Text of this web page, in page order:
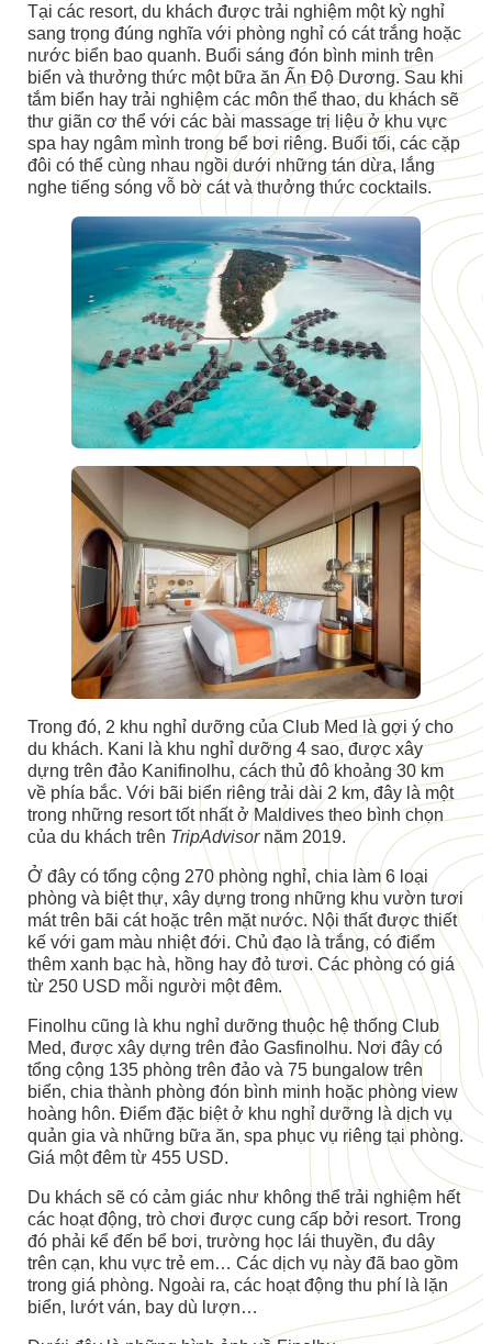
Tại các resort, du khách được trải nghiệm một kỳ nghỉ
sang trọng đúng nghĩa với phòng nghỉ có cát trắng hoặc
nước biển bao quanh. Buổi sáng đón bình minh trên
biển và thưởng thức một bữa ăn Ấn Độ Dương. Sau khi
tắm biển hay trải nghiệm các môn thể thao, du khách sẽ
thư giãn cơ thể với các bài massage trị liệu ở khu vực
spa hay ngâm mình trong bể bơi riêng. Buổi tối, các cặp
đôi có thể cùng nhau ngồi dưới những tán dừa, lắng
nghe tiếng sóng vỗ bờ cát và thưởng thức cocktails.
Trong đó, 2 khu nghỉ dưỡng của Club Med là gợi ý cho
du khách. Kani là khu nghỉ dưỡng 4 sao, được xây
dựng trên đảo Kanifinolhu, cách thủ đô khoảng 30 km
về phía bắc. Với bãi biển riêng trải dài 2 km, đây là một
trong những resort tốt nhất ở Maldives theo bình chọn
của du khách trên TripAdvisor năm 2019.
Ở đây có tổng cộng 270 phòng nghỉ, chia làm 6 loại
phòng và biệt thự, xây dựng trong những khu vườn tươi
mát trên bãi cát hoặc trên mặt nước. Nội thất được thiết
kế với gam màu nhiệt đới. Chủ đạo là trắng, có điểm
thêm xanh bạc hà, hồng hay đỏ tươi. Các phòng có giá
từ 250 USD mỗi người một đêm.
Finolhu cũng là khu nghỉ dưỡng thuộc hệ thống Club
Med, được xây dựng trên đảo Gasfinolhu. Nơi đây có
tổng cộng 135 phòng trên đảo và 75 bungalow trên
biển, chia thành phòng đón bình minh hoặc phòng view
hoàng hôn. Điểm đặc biệt ở khu nghỉ dưỡng là dịch vụ
quản gia và những bữa ăn, spa phục vụ riêng tại phòng.
Giá một đêm từ 455 USD.
Du khách sẽ có cảm giác như không thể trải nghiệm hết
các hoạt động, trò chơi được cung cấp bởi resort. Trong
đó phải kể đến bể bơi, trường học lái thuyền, đu dây
trên cạn, khu vực trẻ em… Các dịch vụ này đã bao gồm
trong giá phòng. Ngoài ra, các hoạt động thu phí là lặn
biển, lướt ván, bay dù lượn…